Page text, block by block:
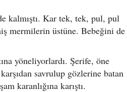
kalmıştı. Kar tek, tek, pul, pul
mermilerin üstüne. Bebeğini de
yöneliyorlardı. Şerife, öne
savrulup gözlerine batan
karanlığına karıştı.